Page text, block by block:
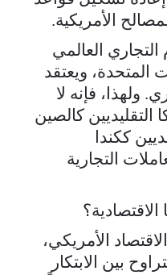
الأمريكية.
العالمي
المتحدة، ويعتقد
ولهذا، فإنه لا
التقليديين كالصين
ككندا
التجارية
الأمريكي،
بين الابتكار